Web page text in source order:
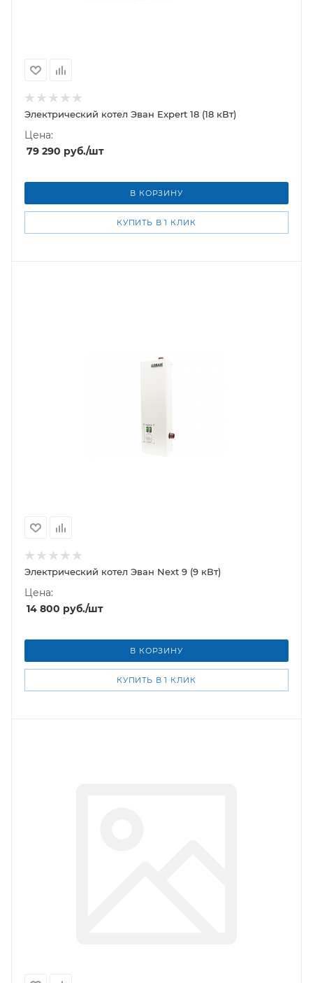
Электрический котел Эван Expert 18 (18 кВт)
Цена:
79 290 руб./шт
В КОРЗИНУ
КУПИТЬ В 1 КЛИК
Электрический котел Эван Next 9 (9 кВт)
Цена:
14 800 руб./шт
В КОРЗИНУ
КУПИТЬ В 1 КЛИК